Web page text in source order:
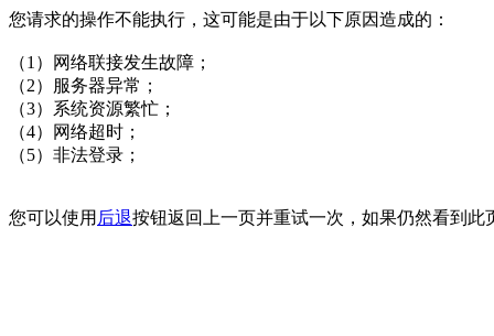
您请求的操作不能执行，这可能是由于以下原因造成的：
（1）网络联接发生故障；
（2）服务器异常；
（3）系统资源繁忙；
（4）网络超时；
（5）非法登录；
您可以使用 后退按钮返回上一页并重试一次，如果仍然看到此